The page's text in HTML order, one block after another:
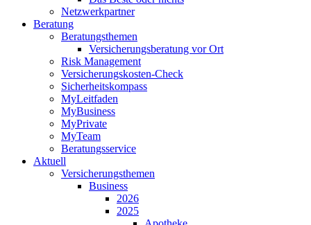
Netzwerkpartner
Beratung
Beratungsthemen
Versicherungsberatung vor Ort
Risk Management
Versicherungskosten-Check
Sicherheitskompass
MyLeitfaden
MyBusiness
MyPrivate
MyTeam
Beratungsservice
Aktuell
Versicherungsthemen
Business
2026
2025